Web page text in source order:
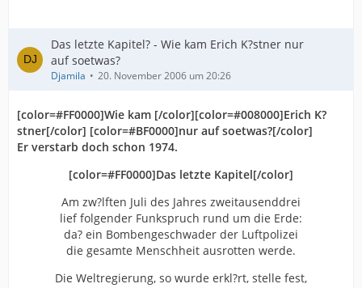
Das letzte Kapitel? - Wie kam Erich K?stner nur
auf soetwas?
Djamila 20. November 2006 um 20:26
[color=#FF0000]Wie kam [/color][color=#008000]Erich K?
stner[/color] [color=#BF0000]nur auf soetwas?[/color]
Er verstarb doch schon 1974.
[color=#FF0000]Das letzte Kapitel[/color]
Am zw?lften Juli des Jahres zweitausenddrei
lief folgender Funkspruch rund um die Erde:
da? ein Bombengeschwader der Luftpolizei
die gesamte Menschheit ausrotten werde.
Die Weltregierung, so wurde erkl?rt, stelle fest,